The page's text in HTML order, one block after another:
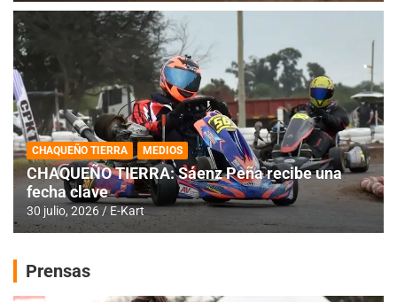
CHAQUEÑO TIERRA MEDIOS
CHAQUEÑO TIERRA: Sáenz Peña recibe una
fecha clave
30 julio, 2026 E-Kart
Prensas